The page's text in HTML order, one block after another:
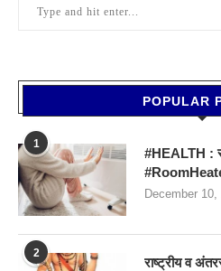
POPULAR
1
#HEALTH :
December 10,
2
राष्ट्रीय व